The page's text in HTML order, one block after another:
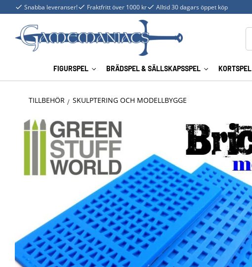
Snabba leveranser! Fraktfritt över 1000 kr Alltid 30 dagars öppet köp
FIGURSPEL BRÄDSPEL & SÄLLSKAPSSPEL KORTSPEL
TILLBEHÖR SKULPTERING OCH MODELLBYGGE